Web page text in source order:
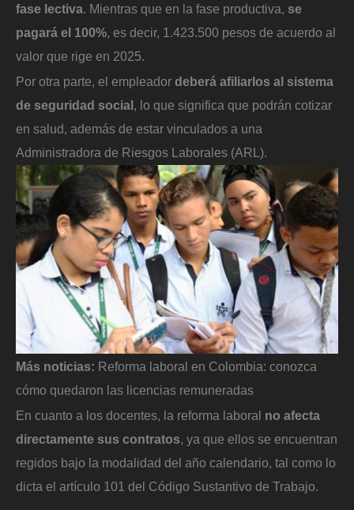
fase lectiva. Mientras que en la fase productiva, se
pagará el 100%, es decir, 1.423.500 pesos de acuerdo al
valor que rige en 2025.
Por otra parte, el empleador deberá afiliarlos al sistema
de seguridad social, lo que significa que podrán cotizar
en salud, además de estar vinculados a una
Administradora de Riesgos Laborales (ARL).
Más noticias: Reforma laboral en Colombia: conozca
cómo quedaron las licencias remuneradas
En cuanto a los docentes, la reforma laboral no afecta
directamente sus contratos, ya que ellos se encuentran
regidos bajo la modalidad del año calendario, tal como lo
dicta el artículo 101 del Código Sustantivo de Trabajo.